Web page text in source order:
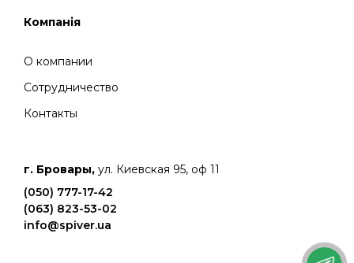
Компанія
О компании
Сотрудничество
Контакты
г. Бровары, ул. Киевская 95, оф 11
(050) 777-17-42
(063) 823-53-02
info@spiver.ua